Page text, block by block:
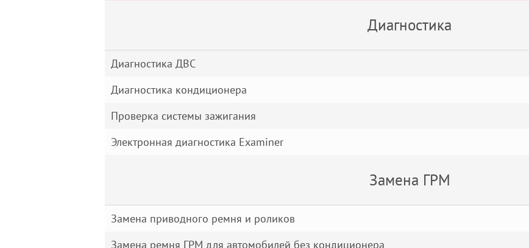
Диагностика
Диагностика ДВС
Диагностика кондиционера
Проверка системы зажигания
Электронная диагностика Examiner
Замена ГРМ
Замена приводного ремня и роликов
Замена ремня ГРМ для автомобилей без кондиционера